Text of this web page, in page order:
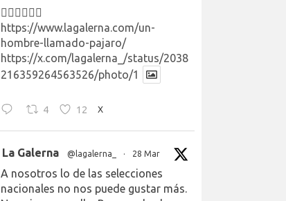
👉🏻👉🏻👉🏻
https://www.lagalerna.com/un-
hombre-llamado-pajaro/
https://x.com/lagalerna_/status/2038
216359264563526/photo/1
4 12 X
La Galerna @lagalerna_ · 28 Mar
A nosotros lo de las selecciones
nacionales no nos puede gustar más.